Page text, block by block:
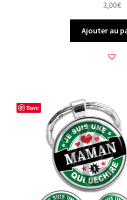
3,00€
Ajouter au
Save